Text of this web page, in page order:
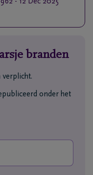
branden
verplicht.
onder het